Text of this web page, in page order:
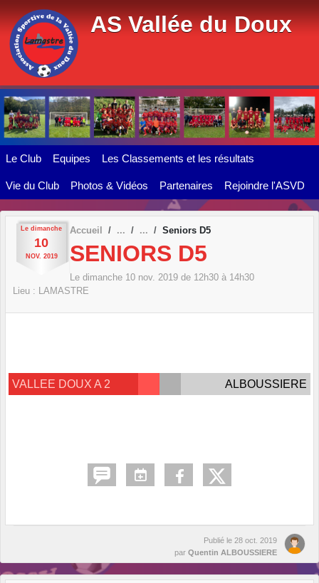
AS Vallée du Doux
Le Club Equipes Les Classements et les résultats
Vie du Club Photos & Vidéos Partenaires Rejoindre l'ASVD
Le dimanche
10
NOV. 2019
Accueil Seniors D5
SENIORS D5
Le dimanche 10 nov. 2019 de 12h30 à 14h30
Lieu : LAMASTRE
VALLEE DOUX A 2 ALBOUSSIERE
Publié le 28 oct. 2019
par Quentin ALBOUSSIERE
Panneau de gestion des cookies